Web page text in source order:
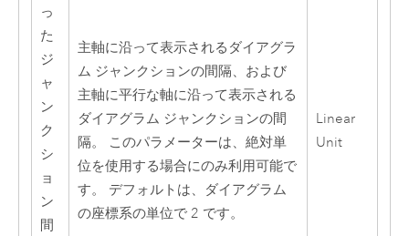
っ
た
ジ
ャ
ン
ク
シ
ョ
ン
間
主軸に沿って表示されるダイアグラ
ム ジャンクションの間隔、および
主軸に平行な軸に沿って表示される
ダイアグラム ジャンクションの間
隔。 このパラメーターは、絶対単
位を使用する場合にのみ利用可能で
す。 デフォルトは、ダイアグラム
の座標系の単位で 2 です。
Linear
Unit